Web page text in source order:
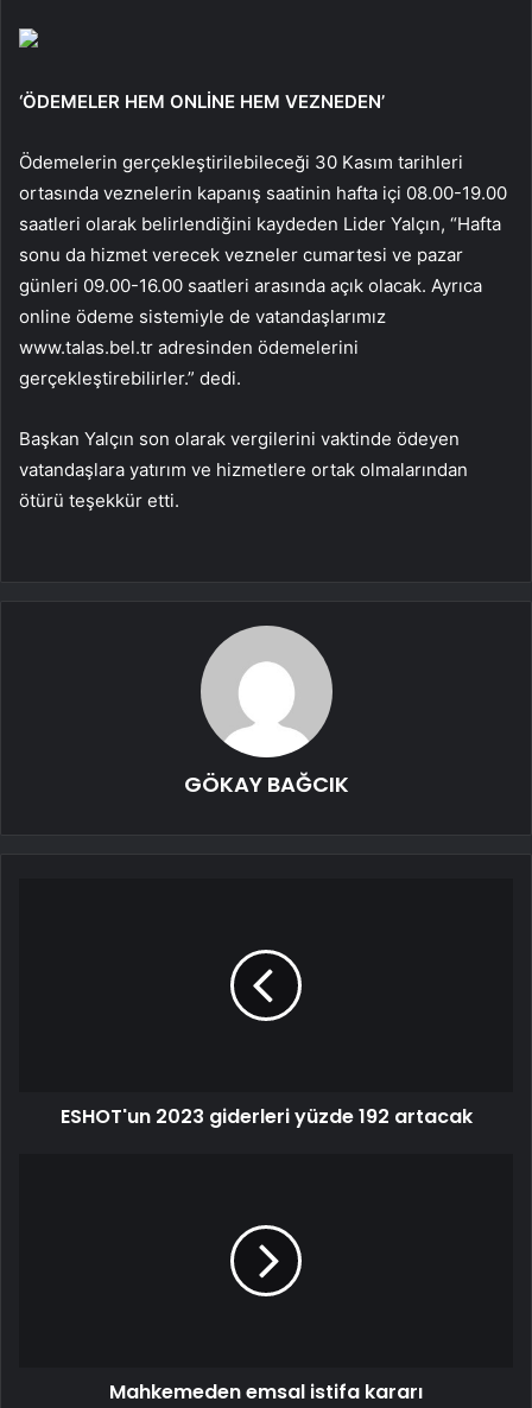
‘ÖDEMELER HEM ONLİNE HEM VEZNEDEN’
Ödemelerin gerçekleştirilebileceği 30 Kasım tarihleri
ortasında veznelerin kapanış saatinin hafta içi 08.00-19.00
saatleri olarak belirlendiğini kaydeden Lider Yalçın, “Hafta
sonu da hizmet verecek vezneler cumartesi ve pazar
günleri 09.00-16.00 saatleri arasında açık olacak. Ayrıca
online ödeme sistemiyle de vatandaşlarımız
www.talas.bel.tr adresinden ödemelerini
gerçekleştirebilirler.” dedi.
Başkan Yalçın son olarak vergilerini vaktinde ödeyen
vatandaşlara yatırım ve hizmetlere ortak olmalarından
ötürü teşekkür etti.
GÖKAY BAĞCIK
ESHOT'un 2023 giderleri yüzde 192 artacak
Mahkemeden emsal istifa kararı